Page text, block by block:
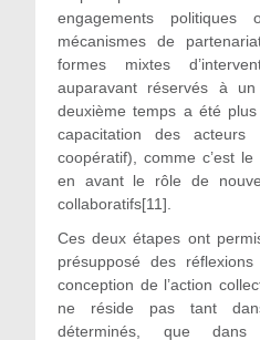
engagements
mécanismes de
formes mixtes
auparavant réservés à
deuxième temps a été
capacitation des acteurs
coopératif), comme c’est
en avant le rôle de
collaboratifs[11].
Ces deux étapes ont
présupposé des
conception de l’action
ne réside pas tant
déterminés, que dans